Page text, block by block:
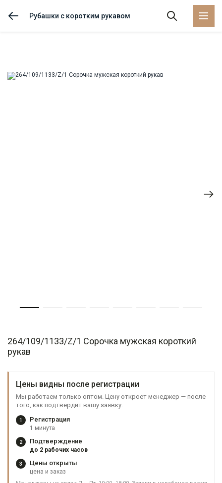
Рубашки с коротким рукавом
264/109/1133/Z/1 Сорочка мужская короткий
рукав
Цены видны после регистрации
Мы работаем только оптом. Цену откроет менеджер — после
того, как подтвердит вашу заявку.
1 Регистрация
1 минута
2 Подтверждение
до 2 рабочих часов
3 Цены открыты
цена и заказ